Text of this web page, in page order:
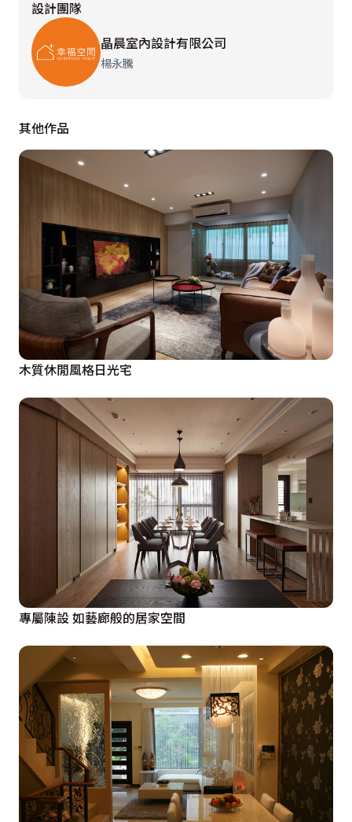
效。悉心規劃每一處細節，於美型與實用性之間取得最大
值，打造高CP值的機能美宅。
設計團隊
晶晨室內設計有限公司
楊永騰
其他作品
木質休閒風格日光宅
專屬陳設 如藝廊般的居家空間